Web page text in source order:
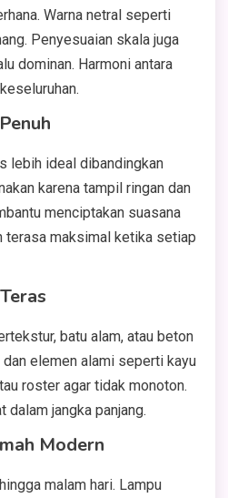
Warna netral seperti
Penyesuaian skala juga
dominan. Harmoni antara
lebih ideal dibandingkan
karena tampil ringan dan
menciptakan suasana
terasa maksimal ketika setiap
batu alam, atau beton
elemen alami seperti kayu
roster agar tidak monoton.
jangka panjang.
Modern
malam hari. Lampu